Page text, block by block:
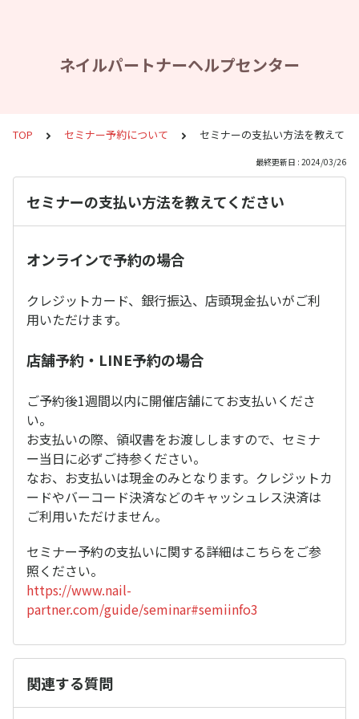
ネイルパートナーヘルプセンター
TOP セミナー予約について セミナーの支払い方法を教えてく
最終更新日 : 2024/03/26
セミナーの支払い方法を教えてください
オンラインで予約の場合
クレジットカード、銀行振込、店頭現金払いがご利
用いただけます。
店舗予約・LINE予約の場合
ご予約後1週間以内に開催店舗にてお支払いくださ
い。
お支払いの際、領収書をお渡ししますので、セミナ
ー当日に必ずご持参ください。
なお、お支払いは現金のみとなります。クレジットカ
ードやバーコード決済などのキャッシュレス決済は
ご利用いただけません。
セミナー予約の支払いに関する詳細はこちらをご参
照ください。
https://www.nail-
partner.com/guide/seminar#semiinfo3
関連する質問